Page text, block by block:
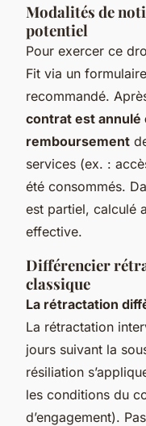
Modalités de
potentiel
Pour exercer ce
Fit via un
recommandé.
contrat est annulé
remboursement
services (ex. :
été consommés.
est partiel, calculé
effective.
Différencier
classique
La rétractation
La rétractation
jours suivant la
résiliation
les conditions du
d’engagement).